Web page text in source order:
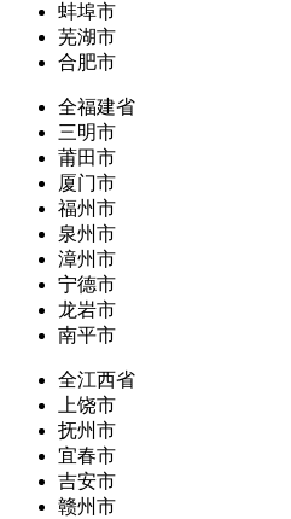
蚌埠市
芜湖市
合肥市
全福建省
三明市
莆田市
厦门市
福州市
泉州市
漳州市
宁德市
龙岩市
南平市
全江西省
上饶市
抚州市
宜春市
吉安市
赣州市